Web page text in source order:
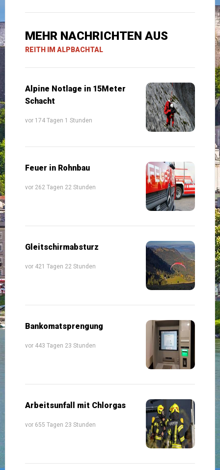
MEHR NACHRICHTEN AUS
REITH IM ALPBACHTAL
Alpine Notlage in 15Meter
Schacht
vor 174 Tagen 1 Stunden
Feuer in Rohnbau
vor 262 Tagen 22 Stunden
Gleitschirmabsturz
vor 421 Tagen 22 Stunden
Bankomatsprengung
vor 443 Tagen 23 Stunden
Arbeitsunfall mit Chlorgas
vor 655 Tagen 23 Stunden